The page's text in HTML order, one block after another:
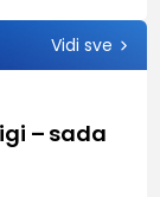
Vidi sve
– sada